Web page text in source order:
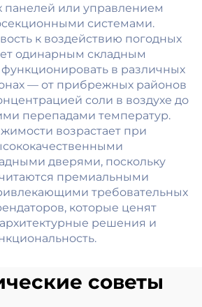
панелей или управлением
системами.
к воздействию погодных
одинарным складным
в различных
— от прибрежных районов
соли в воздухе до
перепадами температур.
возрастает при
дверями, поскольку
премиальными
требовательных
которые ценят
решения и
советы